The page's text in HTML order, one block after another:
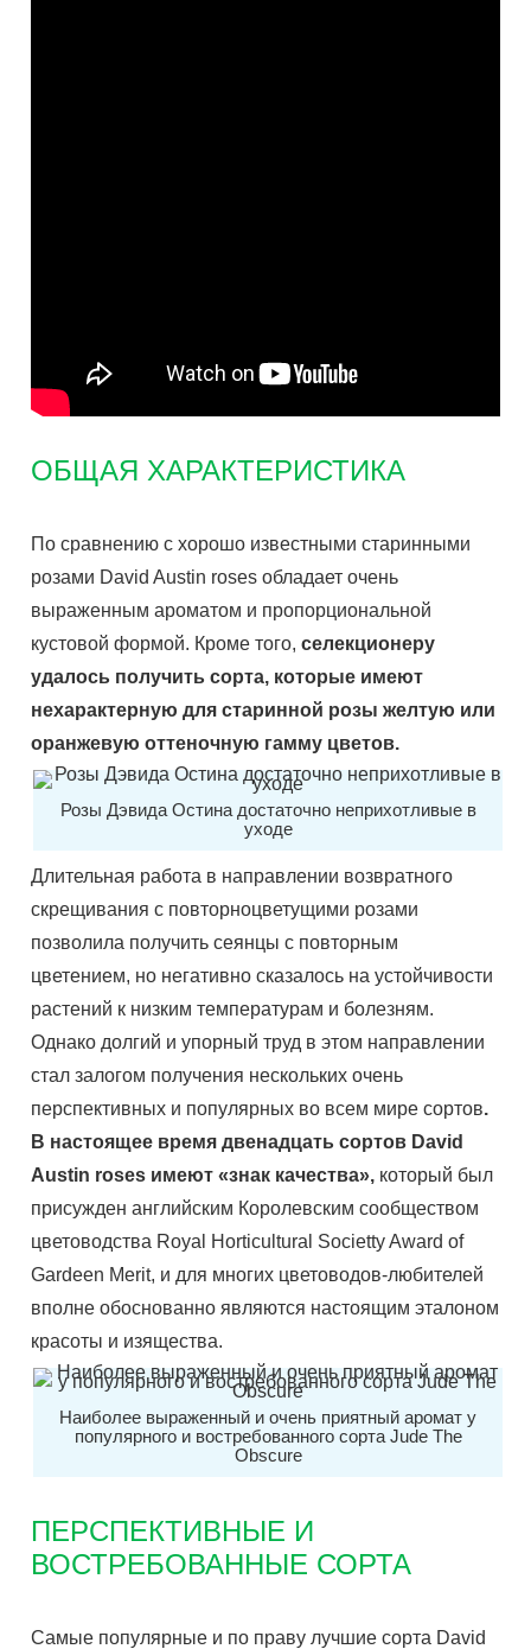
ОБЩАЯ ХАРАКТЕРИСТИКА
По сравнению с хорошо известными старинными
розами David Austin roses обладает очень
выраженным ароматом и пропорциональной
кустовой формой. Кроме того,селекционеру
удалось получить сорта, которые имеют
нехарактерную для старинной розы желтую или
оранжевую оттеночную гамму цветов.
Розы Дэвида Остина достаточно неприхотливые в
уходе
Длительная работа в направлении возвратного
скрещивания с повторноцветущими розами
позволила получить сеянцы с повторным
цветением, но негативно сказалось на устойчивости
растений к низким температурам и болезням.
Однако долгий и упорный труд в этом направлении
стал залогом получения нескольких очень
перспективных и популярных во всем мире сортов.
В настоящее время двенадцать сортов David
Austin roses имеют «знак качества», который был
присужден английским Королевским сообществом
цветоводства Royal Horticultural Societty Award of
Gardеen Merit, и для многих цветоводов-любителей
вполне обоснованно являются настоящим эталоном
красоты и изящества.
Наиболее выраженный и очень приятный аромат у
популярного и востребованного сорта Jude The
Obscure
ПЕРСПЕКТИВНЫЕ И
ВОСТРЕБОВАННЫЕ СОРТА
Самые популярные и по праву лучшие сорта David